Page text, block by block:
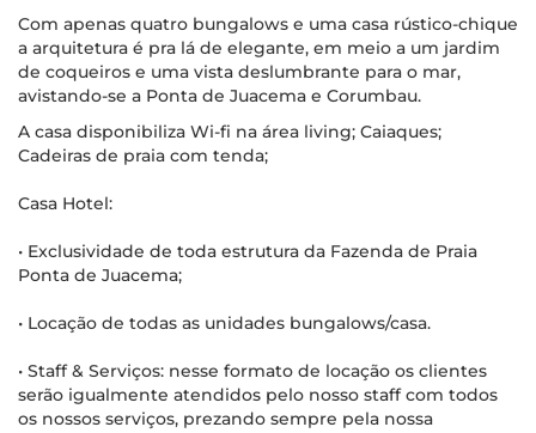
Com apenas quatro bungalows e uma casa rústico-chique
a arquitetura é pra lá de elegante, em meio a um jardim
de coqueiros e uma vista deslumbrante para o mar,
avistando-se a Ponta de Juacema e Corumbau.
A casa disponibiliza Wi-fi na área living; Caiaques;
Cadeiras de praia com tenda;
Casa Hotel:
• Exclusividade de toda estrutura da Fazenda de Praia
Ponta de Juacema;
• Locação de todas as unidades bungalows/casa.
• Staff & Serviços: nesse formato de locação os clientes
serão igualmente atendidos pelo nosso staff com todos
os nossos serviços, prezando sempre pela nossa